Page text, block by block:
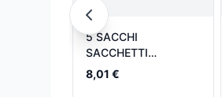
5 SACCHI
SACCHETTI
ASPIRAPOLVERE
BOSH AQUACLEAN
8,01 €